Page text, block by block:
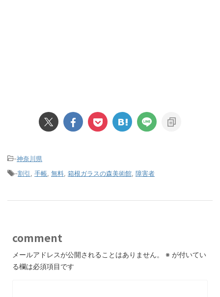
-神奈川県
-割引 手帳 無料 箱根ガラスの森美術館 障害者
comment
メールアドレスが公開されることはありません。 ※ が付いてい
る欄は必須項目です